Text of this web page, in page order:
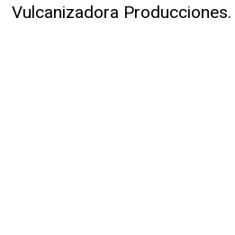
Vulcanizadora Producciones.